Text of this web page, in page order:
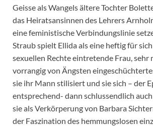
Geisse als Wangels ältere Tochter
das Heiratsansinnen des Lehrers
eine feministische Verbindungslinie
Straub spielt Ellida als eine heftig für
sexuellen Rechte eintretende Frau, sehr
vorrangig von Ängsten
sie ihr Mann stilisiert und sie sich – der
entsprechend- dann schlussendlich
sie als Verkörperung von Barbara
der Faszination des hemmungslosen